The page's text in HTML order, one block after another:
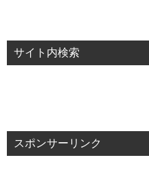
サイト内検索
スポンサーリンク